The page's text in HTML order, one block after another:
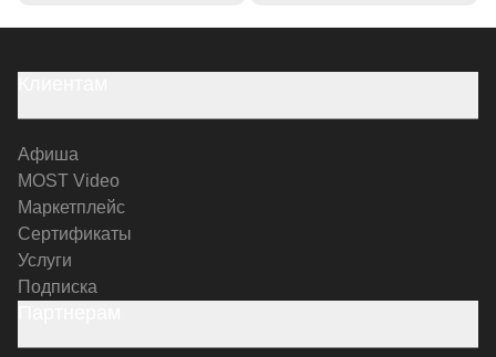
Афиша
MOST Video
Маркетплейс
Сертификаты
Услуги
Подписка